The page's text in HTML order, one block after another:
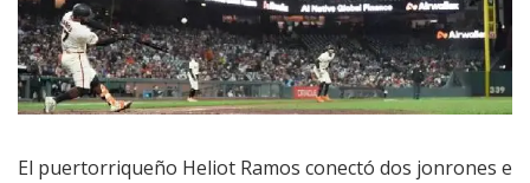
El puertorriqueño Heliot Ramos conectó dos jonrones e